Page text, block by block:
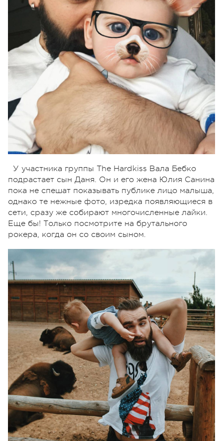
У участника группы The Hardkiss Вала Бебко
подрастает сын Даня. Он и его жена Юлия Санина
пока не спешат показывать публике лицо малыша,
однако те нежные фото, изредка появляющиеся в
сети, сразу же собирают многочисленные лайки.
Еще бы! Только посмотрите на брутального
рокера, когда он со своим сыном.